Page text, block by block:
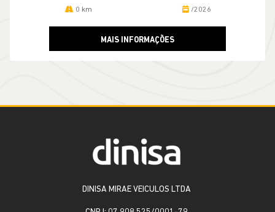
0 km /2026
MAIS INFORMAÇÕES
DINISA MIRAE VEICULOS LTDA